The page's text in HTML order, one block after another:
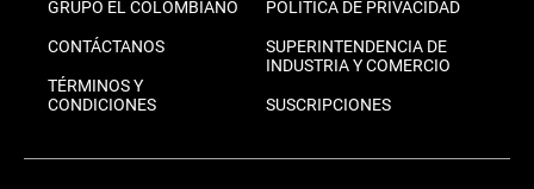
GRUPO EL COLOMBIANO
CONTÁCTANOS
TÉRMINOS Y
CONDICIONES
POLÍTICA DE PRIVACIDAD
SUPERINTENDENCIA DE
INDUSTRIA Y COMERCIO
SUSCRIPCIONES